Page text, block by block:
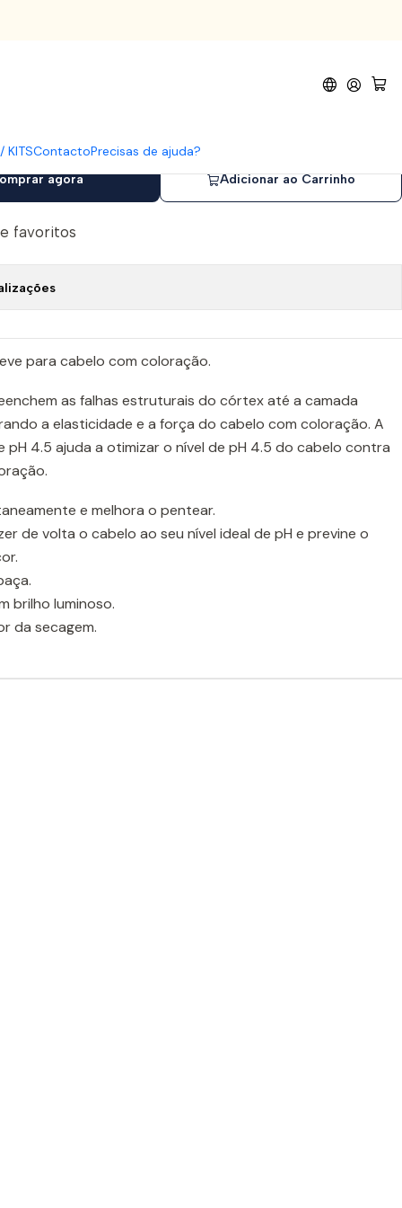
KITSContactoPrecisas de ajuda?
Adicionar ao Carrinho
agora
favoritos
para cabelo com coloração.
as falhas estruturais do córtex até a camada
a elasticidade e a força do cabelo com coloração. A
pH 4.5 ajuda a otimizar o nível de pH 4.5 do cabelo contra
e melhora o pentear.
de volta o cabelo ao seu nível ideal de pH e previne o
brilho luminoso.
da secagem.